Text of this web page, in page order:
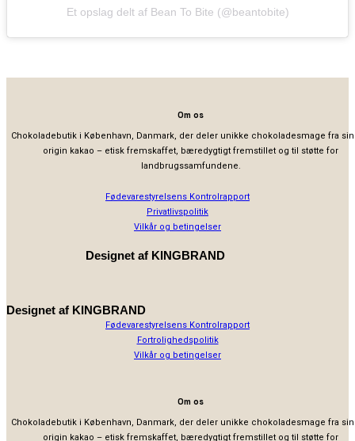
Et opslag delt af Bean To Bite (@beantobite)
Om os
Chokoladebutik i København, Danmark, der deler unikke chokoladesmage fra
origin kakao – etisk fremskaffet, bæredygtigt fremstillet og til støtte for
landbrugssamfundene.
Fødevarestyrelsens Kontrolrapport
Privatlivspolitik
Vilkår og betingelser
Designet af KINGBRAND
Designet af KINGBRAND
Fødevarestyrelsens Kontrolrapport
Fortrolighedspolitik
Vilkår og betingelser
Om os
Chokoladebutik i København, Danmark, der deler unikke chokoladesmage fra
origin kakao – etisk fremskaffet, bæredygtigt fremstillet og til støtte for